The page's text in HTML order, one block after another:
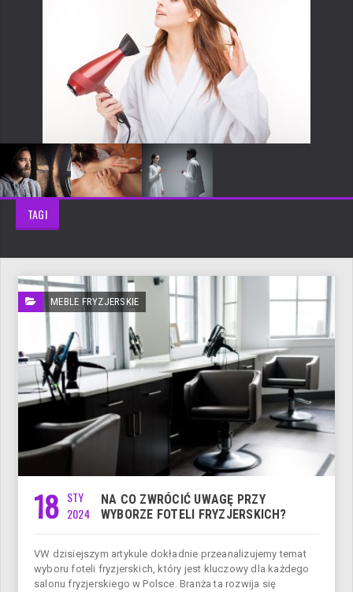
TAGI
MEBLE FRYZJERSKIE
18 STY
2024
NA CO ZWRÓCIĆ UWAGĘ PRZY
WYBORZE FOTELI FRYZJERSKICH?
VW dzisiejszym artykule dokładnie przeanalizujemy temat
wyboru foteli fryzjerskich, który jest kluczowy dla każdego
salonu fryzjerskiego w Polsce. Branża ta rozwija się